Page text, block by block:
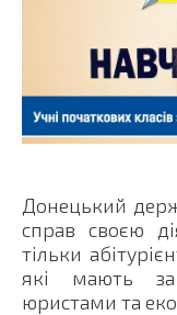
Донецький
справ своєю
тільки
які мають за
юристами та